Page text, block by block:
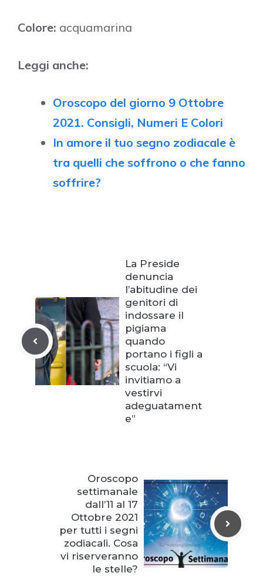
Colore: acquamarina
Leggi anche:
Oroscopo del giorno 9 Ottobre
2021. Consigli, Numeri E Colori
In amore il tuo segno zodiacale è
tra quelli che soffrono o che fanno
soffrire?
La Preside
denuncia
l’abitudine dei
genitori di
indossare il
pigiama
quando
portano i figli a
scuola: “Vi
invitiamo a
vestirvi
adeguatament
e”
Oroscopo
settimanale
dall’11 al 17
Ottobre 2021
per tutti i segni
zodiacali. Cosa
vi riserveranno
le stelle?